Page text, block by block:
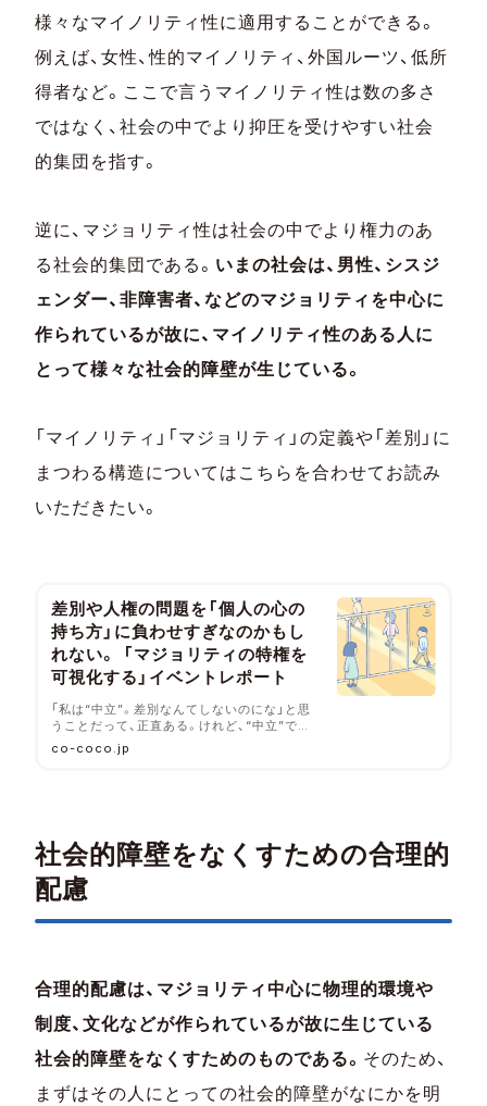
様々なマイノリティ性に適用することができる。
例えば、女性、性的マイノリティ、外国ルーツ、低所
得者など。ここで言うマイノリティ性は数の多さ
ではなく、社会の中でより抑圧を受けやすい社会
的集団を指す。
逆に、マジョリティ性は社会の中でより権力のあ
る社会的集団である。 いまの社会は、男性、シスジ
ェンダー、非障害者、などのマジョリティを中心に
作られているが故に、マイノリティ性のある人に
とって様々な社会的障壁が生じている。
「マイノリティ」「マジョリティ」の定義や「差別」に
まつわる構造についてはこちらを合わせてお読み
いただきたい。
差別や人権の問題を「個人の心の
持ち方」に負わせすぎなのかもし
れない。 「マジョリティの特権を
可視化する」イベントレポート
「私は“中立”。差別なんてしないのにな」と思
うことだって、正直ある。けれど、“中立”で何
もしなければ差別にはあたらないという意識
そのものが、差別的な社会構造に加担してしま
co-coco.jp
社会的障壁をなくすための合理的
配慮
合理的配慮は、マジョリティ中心に物理的環境や
制度、文化などが作られているが故に生じている
社会的障壁をなくすためのものである。 そのため、
まずはその人にとっての社会的障壁がなにかを明